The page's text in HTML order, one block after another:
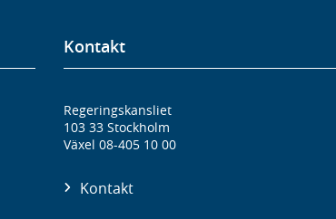
Kontakt
Regeringskansliet
103 33 Stockholm
Växel 08-405 10 00
Kontakt